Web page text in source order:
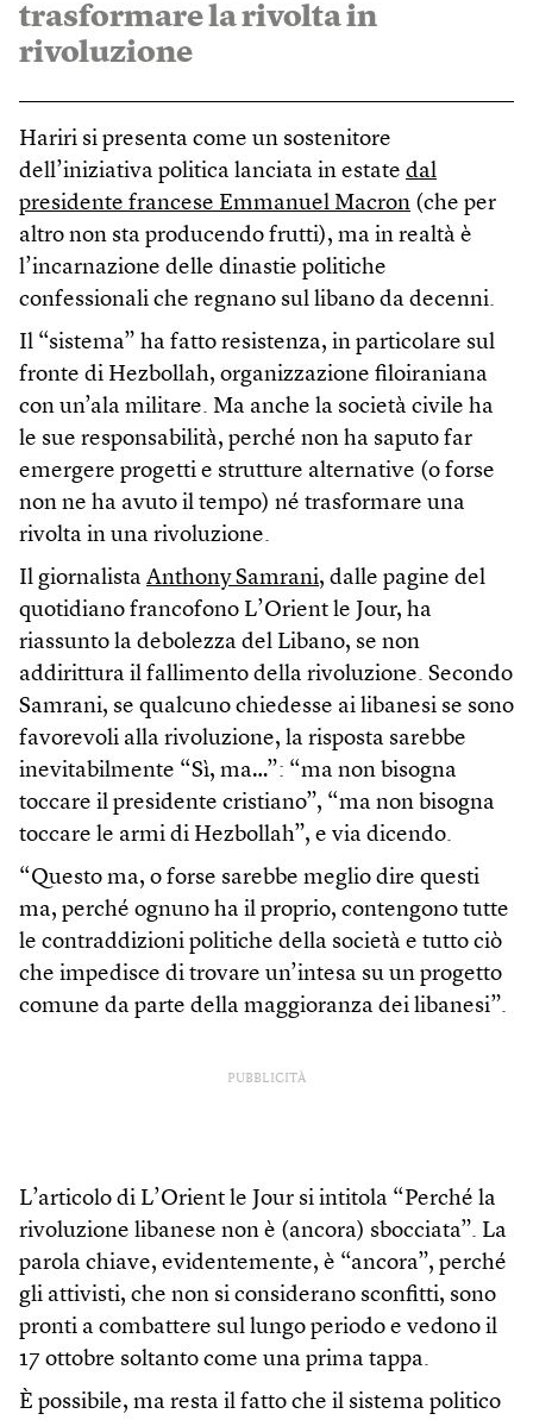
trasformare la rivolta in
rivoluzione
Hariri si presenta come un sostenitore
dell’iniziativa politica lanciata in estate dal
presidente francese Emmanuel Macron (che per
altro non sta producendo frutti), ma in realtà è
l’incarnazione delle dinastie politiche
confessionali che regnano sul libano da decenni.
Il “sistema” ha fatto resistenza, in particolare sul
fronte di Hezbollah, organizzazione filoiraniana
con un’ala militare. Ma anche la società civile ha
le sue responsabilità, perché non ha saputo far
emergere progetti e strutture alternative (o forse
non ne ha avuto il tempo) né trasformare una
rivolta in una rivoluzione.
Il giornalista Anthony Samrani, dalle pagine del
quotidiano francofono L’Orient le Jour, ha
riassunto la debolezza del Libano, se non
addirittura il fallimento della rivoluzione. Secondo
Samrani, se qualcuno chiedesse ai libanesi se sono
favorevoli alla rivoluzione, la risposta sarebbe
inevitabilmente “Sì, ma…”: “ma non bisogna
toccare il presidente cristiano”, “ma non bisogna
toccare le armi di Hezbollah”, e via dicendo.
“Questo ma, o forse sarebbe meglio dire questi
ma, perché ognuno ha il proprio, contengono tutte
le contraddizioni politiche della società e tutto ciò
che impedisce di trovare un’intesa su un progetto
comune da parte della maggioranza dei libanesi”.
PUBBLICITÀ
L’articolo di L’Orient le Jour si intitola “Perché la
rivoluzione libanese non è (ancora) sbocciata”. La
parola chiave, evidentemente, è “ancora”, perché
gli attivisti, che non si considerano sconfitti, sono
pronti a combattere sul lungo periodo e vedono il
17 ottobre soltanto come una prima tappa.
È possibile, ma resta il fatto che il sistema politico